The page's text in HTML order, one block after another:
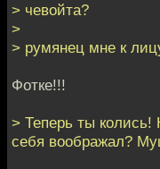
> чевойта?
>
> румянец мне к
Фотке!!!
> Теперь ты колись!
себя воображал?